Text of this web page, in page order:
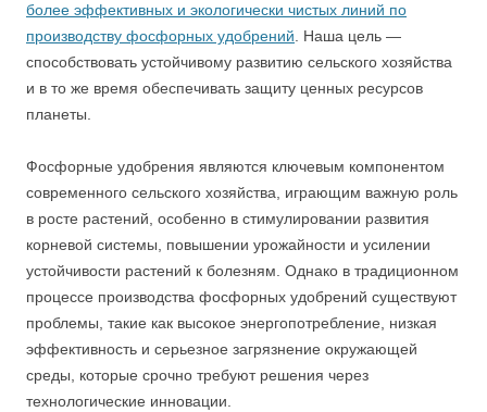
более эффективных и экологически чистых линий по
производству фосфорных удобрений . Наша цель —
способствовать устойчивому развитию сельского хозяйства
и в то же время обеспечивать защиту ценных ресурсов
планеты.
Фосфорные удобрения являются ключевым компонентом
современного сельского хозяйства, играющим важную роль
в росте растений, особенно в стимулировании развития
корневой системы, повышении урожайности и усилении
устойчивости растений к болезням. Однако в традиционном
процессе производства фосфорных удобрений существуют
проблемы, такие как высокое энергопотребление, низкая
эффективность и серьезное загрязнение окружающей
среды, которые срочно требуют решения через
технологические инновации.